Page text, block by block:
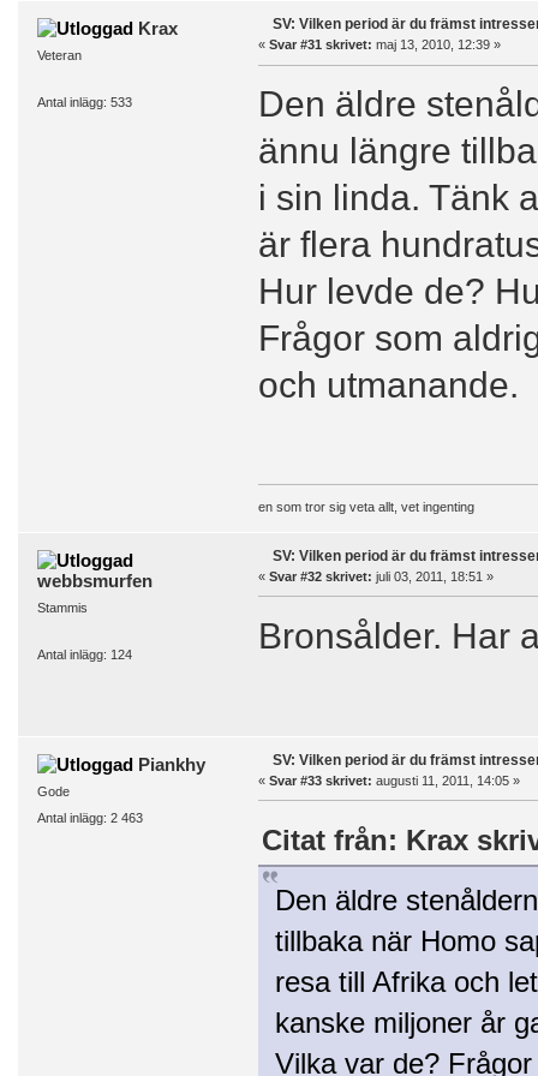
Krax
Veteran
Antal inlägg: 533
SV: Vilken period är du främst
« Svar #31 skrivet: maj 13, 2010, 12:39 »
Den äldre
ännu längre
i sin linda. Tänk
är flera
Hur levde de?
Frågor som
och utmanande.
en som tror sig veta allt, vet ingenting
webbsmurfen
Stammis
Antal inlägg: 124
SV: Vilken period är du främst
« Svar #32 skrivet: juli 03, 2011, 18:51 »
Bronsålder. Har
Piankhy
Gode
Antal inlägg: 2 463
SV: Vilken period är du främst
« Svar #33 skrivet: augusti 11, 2011, 14:05 »
Citat från: Krax
Den äldre
tillbaka när Homo
resa till Afrika och
kanske miljoner år
Vilka var de?